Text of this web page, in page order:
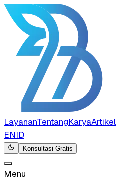
LayananTentangKaryaArtikel
ENID
Konsultasi Gratis
Menu